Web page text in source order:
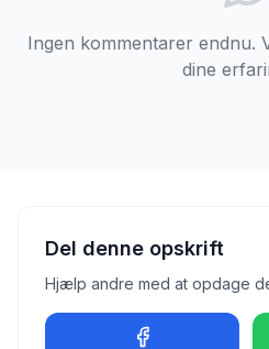
Ingen kommentarer endnu.
dine
Del denne opskrift
Hjælp andre med at opdage